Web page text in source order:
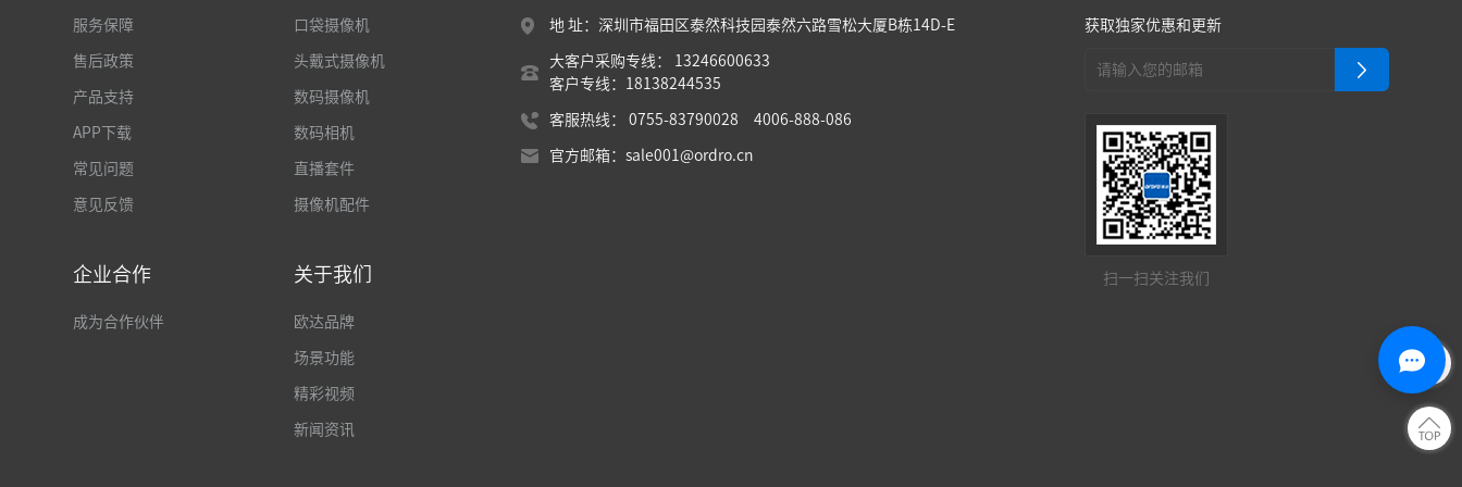
服务保障
售后政策
产品支持
APP下载
常见问题
意见反馈
企业合作
成为合作伙伴
口袋摄像机
头戴式摄像机
数码摄像机
数码相机
直播套件
摄像机配件
关于我们
欧达品牌
场景功能
精彩视频
新闻资讯
地 址：深圳市福田区泰然科技园泰然六路雪松大厦B栋14D-E
大客户采购专线： 13246600633
客户专线：18138244535
客服热线： 0755-83790028 4006-888-086
官方邮箱：sale001@ordro.cn
获取独家优惠和更新
扫一扫关注我们